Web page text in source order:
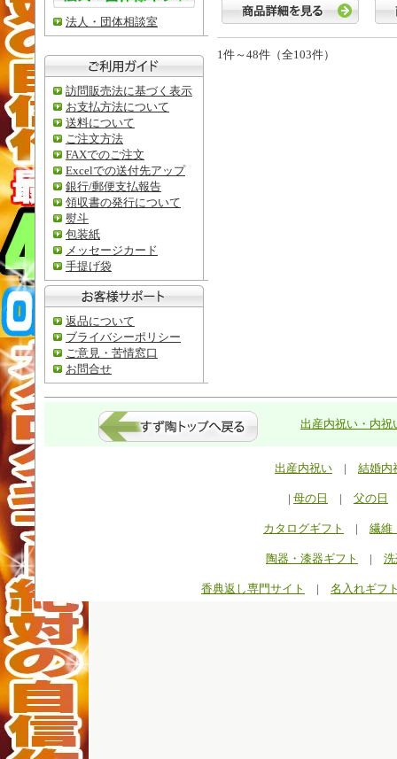
法人・団体相談室
訪問販売法に基づく表示
お支払方法について
送料について
ご注文方法
FAXでのご注文
Excelでの送付先アップ
銀行/郵便支払報告
領収書の発行について
熨斗
包装紙
メッセージカード
手提げ袋
返品について
ブライバシーポリシー
ご意見・苦情窓口
お問合せ
1件～48件（全103件）
出産内祝い・内祝
出産内祝い | 結婚内
| 母の日 | 父の日
カタログギフト | 繊維
陶器・漆器ギフト |
香典返し専門サイト | 名入れギフ